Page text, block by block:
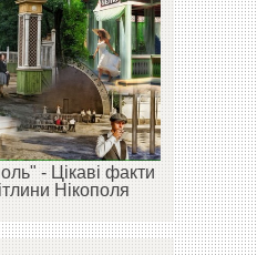
- Цікаві факти
Нікополя